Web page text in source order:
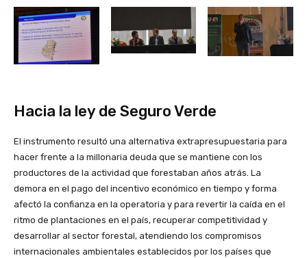
Hacia la ley de Seguro Verde
El instrumento resultó una alternativa extrapresupuestaria para
hacer frente a la millonaria deuda que se mantiene con los
productores de la actividad que forestaban años atrás. La
demora en el pago del incentivo económico en tiempo y forma
afectó la confianza en la operatoria y para revertir la caída en el
ritmo de plantaciones en el país, recuperar competitividad y
desarrollar al sector forestal, atendiendo los compromisos
internacionales ambientales establecidos por los países que